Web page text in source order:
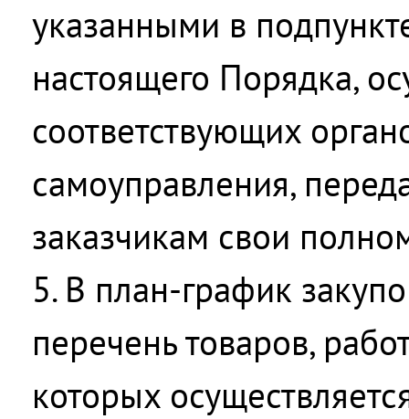
указанными в
настоящего Порядка,
соответствующих
самоуправления,
заказчикам свои
5. В план-график
перечень товаров,
которых